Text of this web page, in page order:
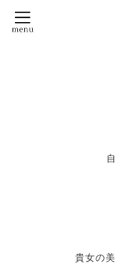
貴女の